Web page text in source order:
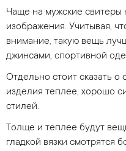
Чаще на мужские свитеры
изображения. Учитывая,
внимание, такую вещь
джинсами, спортивной
Отдельно стоит сказать о
изделия теплее, хорошо
стилей.
Толще и теплее будут
гладкой вязки смотрятся